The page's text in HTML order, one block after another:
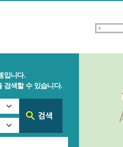
입니다.
검색할 수 있습니다.